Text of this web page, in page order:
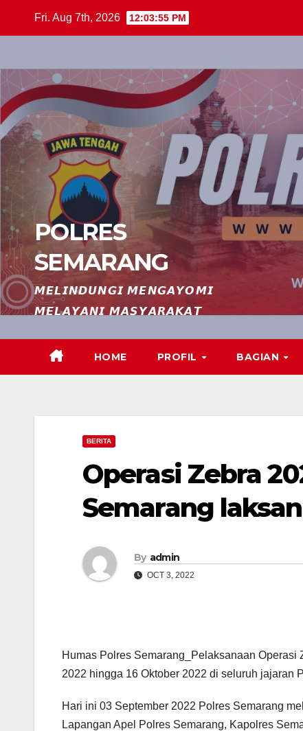
Fri. Aug 7th, 2026 12:03:56 PM
POLRES
SEMARANG
𝙈𝙀𝙇𝙄𝙉𝘿𝙐𝙉𝙂𝙄 𝙈𝙀𝙉𝙂𝘼𝙔𝙊𝙈𝙄
𝙈𝙀𝙇𝘼𝙔𝘼𝙉𝙄 𝙈𝘼𝙎𝙔𝘼𝙍𝘼𝙆𝘼𝙏
HOME PROFIL BAGIAN
BERITA
Operasi Zebra
Semarang
By admin
OCT 3, 2022
Humas Polres Semarang_Pelaksanaan
2022 hingga 16 Oktober 2022 di seluruh jajaran
Hari ini 03 September 2022 Polres Semarang
Lapangan Apel Polres Semarang, Kapolres